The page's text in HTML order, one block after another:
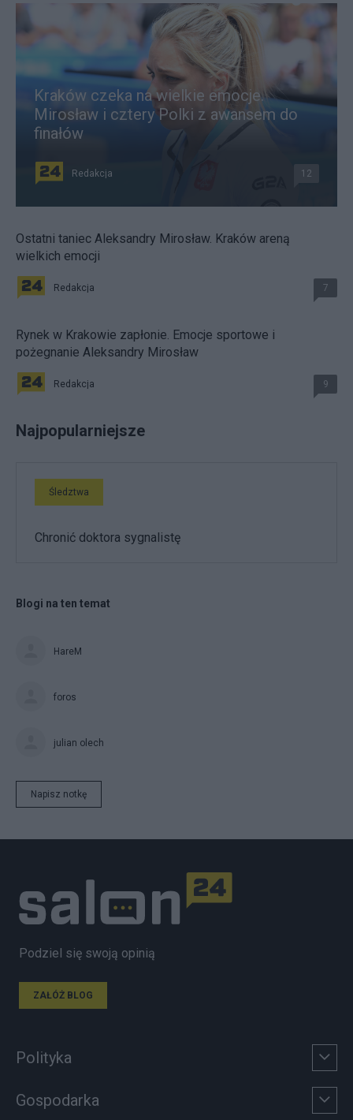
Kraków czeka na wielkie emocje.
Mirosław i cztery Polki z awansem do
finałów
Redakcja 12
Ostatni taniec Aleksandry Mirosław. Kraków areną
wielkich emocji
Redakcja 7
Rynek w Krakowie zapłonie. Emocje sportowe i
pożegnanie Aleksandry Mirosław
Redakcja 9
Najpopularniejsze
Śledztwa
Chronić doktora sygnalistę
Blogi na ten temat
HareM
foros
julian olech
Napisz notkę
Podziel się swoją opinią
ZAŁÓŻ BLOG
Polityka
Gospodarka